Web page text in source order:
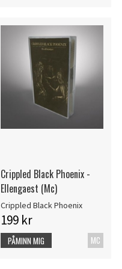
Crippled Black Phoenix -
Ellengaest (Mc)
Crippled Black Phoenix
199 kr
MC
PÅMINN MIG